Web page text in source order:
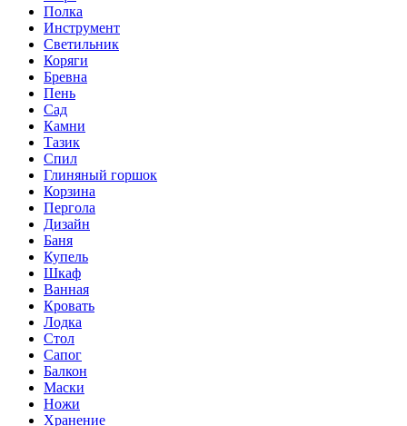
Полка
Инструмент
Светильник
Коряги
Бревна
Пень
Сад
Камни
Тазик
Спил
Глиняный горшок
Корзина
Пергола
Дизайн
Баня
Купель
Шкаф
Ванная
Кровать
Лодка
Стол
Сапог
Балкон
Маски
Ножи
Хранение